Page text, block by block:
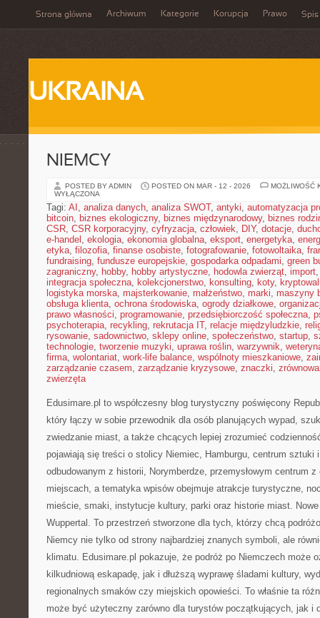
Strona główna Archiwum Kategorie Korupcja Prawo Spis
UKRAINA
NIEMCY
POSTED BY ADMIN POSTED ON MAR - 12 - 2026
MOŻLIWOŚĆ
WYŁĄCZONA
Tagi: AI , analiza danych, analiza SWOT, antyki, automatyzacja
bitcoin, biznes ekologiczny, biznes międzynarodowy, biznes
CSR, CSR korporacyjny, cyfryzacja, człowiek, DIY, dotacje,
e-handel , ekologia, ekonomia globalna, eksport, energetyka,
etyka, filozofia, finanse osobiste, fotografowanie, fotowoltaika,
fundraising, fundusze europejskie, gospodarka odpadami, green
zagraniczny, hobby, hobby artystyczne, hodowla zwierząt, import
integracja społeczna, kolekcjonerstwo, konsulting, koty,
logistyka morska, majsterkowanie, małżeństwo, marki, maszyny
obsługa klienta, ochrona środowiska, ogrody działkowe,
prawo własności, programowanie, przedsiębiorczość społeczna,
psychoterapia, recykling, rekrutacja IT, relacje międzyludzkie,
rysowanie, sadownictwo, sklepy online, społeczeństwo, startup,
technologie, tworzenie muzyki, uprawa roślin, warzywnik,
firma, wolontariat, work-life balance, wspólnoty mieszkaniowe,
zarządzanie czasem, zarządzanie kryzysowe, znaczki,
zwierzęta
Edusimare.pl to współczesny blog turystyczny poświęcony
który łączy w sobie przewodnik dla osób planujących wypad,
zwiedzanie miast, a także chcących lepiej zrozumieć
pojawiają się treści o stolicy Niemiec, Hamburgu, centrum sztuki
odbudowanym z historii, Norymberdze, przemysłowym centrum
miejscach, a tematyka wpisów obejmuje atrakcje turystyczne,
mieście, smaki, instytucje kultury, parki oraz historie miast.
Wuppertal. To przestrzeń stworzone dla tych, którzy chcą
Niemcy nie tylko od strony najbardziej znanych symboli, ale
klimatu. Edusimare.pl pokazuje, że podróż po Niemczech może
kilkudniową eskapadę, jak i dłuższą wyprawę śladami kultury,
regionalnych smaków czy miejskich opowieści. To właśnie ta
może być użyteczny zarówno dla turystów początkujących, jak i